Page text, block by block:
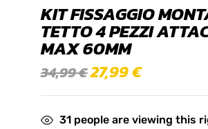
KIT FISSAGGIO
TETTO 4 PEZZI
MAX 60MM
34,99€27,99€
31 people are viewing this